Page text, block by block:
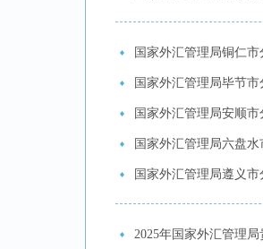
国家外汇管理局铜仁
国家外汇管理局毕节
国家外汇管理局安顺
国家外汇管理局六盘
国家外汇管理局遵义
2025年国家外汇管理